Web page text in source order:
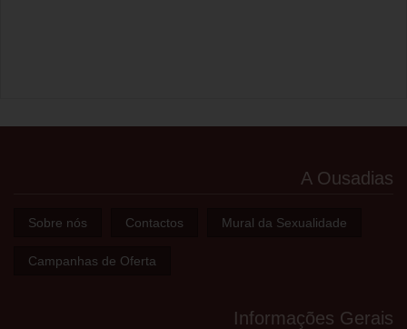
A Ousadias
Sobre nós Contactos Mural da Sexualidade
Campanhas de Oferta
Informações Gerais